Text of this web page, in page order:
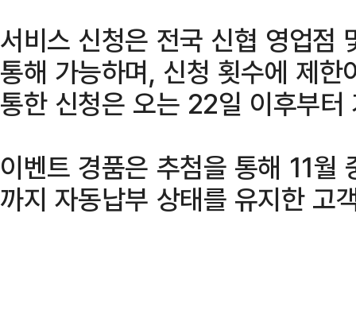
서비스 신청은 전국 신협 영업점
통해 가능하며, 신청 횟수에 제
통한 신청은 오는 22일 이후부터
이벤트 경품은 추첨을 통해 11월
까지 자동납부 상태를 유지한 고